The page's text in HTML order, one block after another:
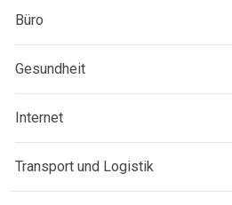
Büro
Gesundheit
Internet
Transport und Logistik